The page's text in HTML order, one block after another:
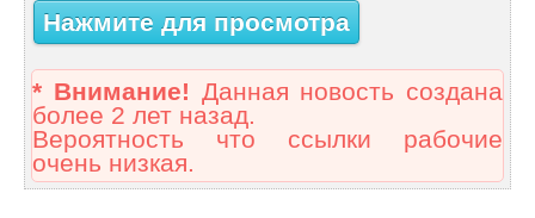
Нажмите для просмотра
* Внимание! Данная новость создана
более 2 лет назад.
Вероятность что ссылки рабочие
очень низкая.